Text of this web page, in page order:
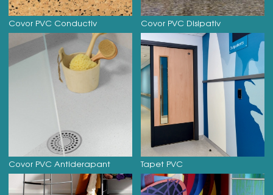
Covor PVC Conductiv Covor PVC Disipativ
Covor PVC Antiderapant Tapet PVC